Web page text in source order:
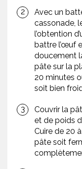
Avec un
cassonade,
l’obtention
battre l’œuf
doucement
pâte sur la
20 minutes
soit bien
Couvrir la
et de poids
Cuire de 20
pâte soit